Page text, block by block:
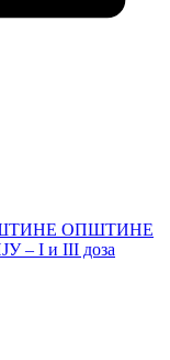
ОПШТИНЕ
I и III доза